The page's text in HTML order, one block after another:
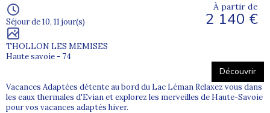
Séjour de 10, 11 jour(s)
THOLLON LES MEMISES
Haute savoie - 74
À partir de
2 140 €
Découvrir
Vacances Adaptées détente au bord du Lac Léman Relaxez vous dans
les eaux thermales d'Evian et explorez les merveilles de Haute-Savoie
pour vos vacances adaptés hiver.